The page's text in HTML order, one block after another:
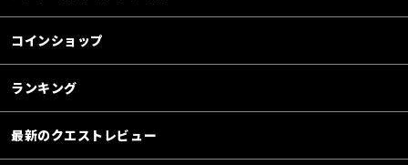
コインショップ
ランキング
最新のクエストレビュー